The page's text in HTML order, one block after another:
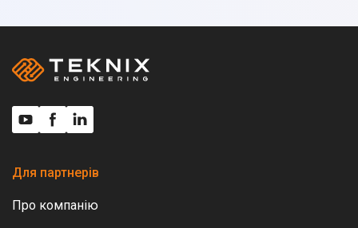
Для партнерів
Про компанію